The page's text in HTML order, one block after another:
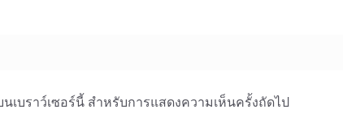
บราว์เซอร์นี้ สำหรับการแสดงความเห็นครั้งถัดไป